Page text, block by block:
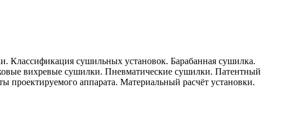
Классификация сушильных установок. Барабанная сушилка.
вихревые сушилки. Пневматические сушилки. Патентный
аппарата. Материальный расчёт установки.